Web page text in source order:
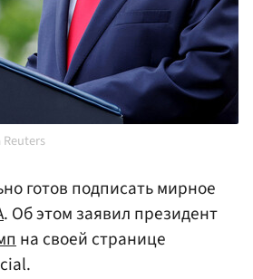
готов подписать мирное
. Об этом заявил президент
на своей странице